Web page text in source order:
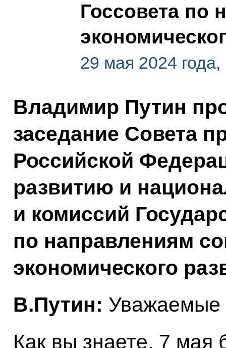
Госсовета по
29 мая 2024
Владимир Путин
заседание Совета
Российской
развитию и
и комиссий
по направлениям
экономического
В.Путин: Уважаемые
Как вы знаете, 7